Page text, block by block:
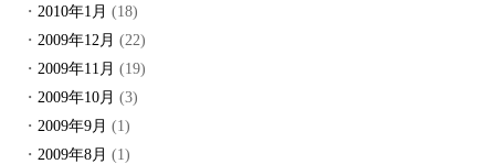
2010年1月 (18)
2009年12月 (22)
2009年11月 (19)
2009年10月 (3)
2009年9月 (1)
2009年8月 (1)